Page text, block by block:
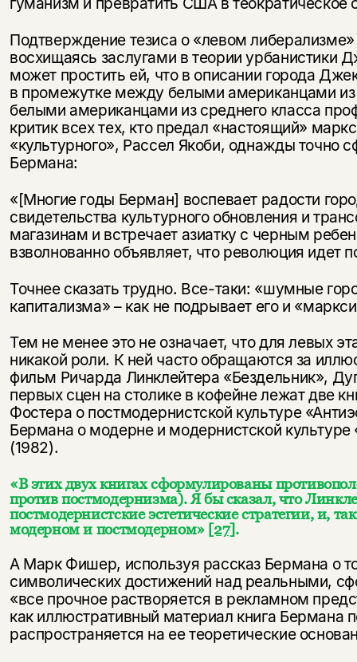
Подтверждение тезиса о «левом
восхищаясь заслугами в теории
может простить ей, что в описании города
в промежутке между белыми американцами из
белыми американцами из среднего класса
критик всех тех, кто предал «настоящий»
«культурного», Рассел Якоби, однажды точно
Бермана:
«[Многие годы Берман] воспевает радости
свидетельства культурного обновления и
магазинам и встречает азиатку с черным
взволнованно объявляет, что революция идет
Точнее сказать трудно. Все-таки: «шумные
капитализма» – как не подрывает его и
Тем не менее это не означает, что для левых
никакой роли. К ней часто обращаются за
фильм Ричарда Линклейтера «Бездельник»,
первых сцен на столике в кофейне лежат две
Фостера о постмодернистской культуре
Бермана о модерне и модернистской культуре
(1982).
«В этих двух книгах сформулированы
против постмодернизма). Я бы сказал, что
постмодернистские эстетические стратегии, и,
модерном и постмодерном» [27].
А Марк Фишер, используя рассказ Бермана о
символических достижений над реальными,
«все прочное растворяется в рекламном
как иллюстративный материал книга Бермана
распространяется на ее теоретические